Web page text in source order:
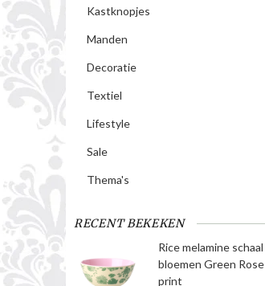
Kastknopjes
Manden
Decoratie
Textiel
Lifestyle
Sale
Thema's
RECENT BEKEKEN
Rice melamine schaal
bloemen Green Rose
print